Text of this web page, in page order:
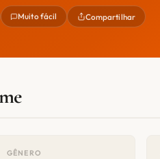
Muito fácil Compartilhar
GÊNERO